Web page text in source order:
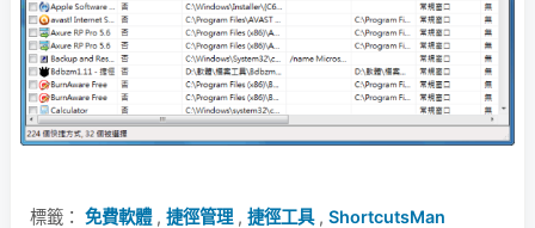
標籤： 免費軟體, 捷徑管理 , 捷徑工具, ShortcutsMan